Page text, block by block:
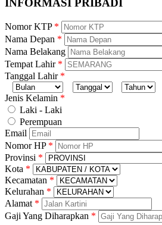
INFORMASI PRIBADI
Nomor KTP
Nama Depan
Nama Belakang
Tempat Lahir
Tanggal Lahir
Jenis Kelamin
Laki - Laki
Perempuan
Email
Nomor HP
Provinsi
Kota
Kecamatan
Kelurahan
Alamat
Gaji Yang Diharapkan